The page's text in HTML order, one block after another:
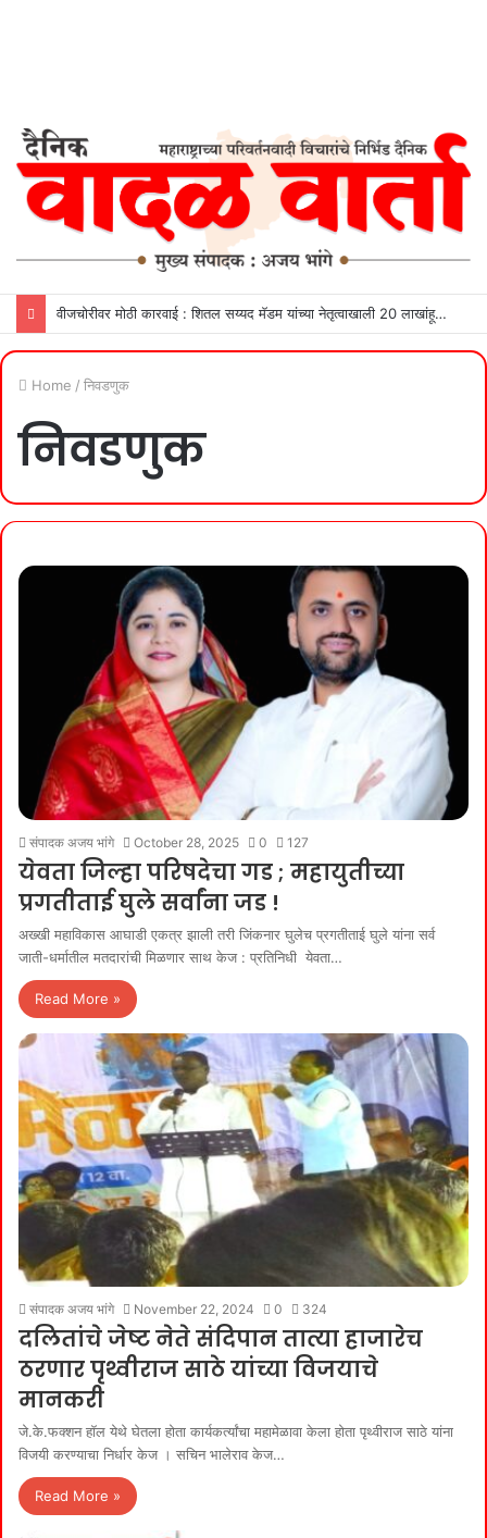
वीजचोरीवर मोठी कारवाई : शितल सय्यद मॅडम यांच्या नेतृत्वाखाली 20 लाखांहून अधिक महसूल वसूल
Home / निवडणुक
निवडणुक
संपादक अजय भांगे October 28, 2025 0 127
येवता जिल्हा परिषदेचा गड ; महायुतीच्या
प्रगतीताई घुले सर्वांना जड !
अख्खी महाविकास आघाडी एकत्र झाली तरी जिंकनार घुलेच प्रगतीताई घुले यांना सर्व
जाती-धर्मातील मतदारांची मिळणार साथ केज : प्रतिनिधी येवता…
Read More »
संपादक अजय भांगे November 22, 2024 0 324
दलितांचे जेष्ट नेते संदिपान तात्या हाजारेच
ठरणार पृथ्वीराज साठे यांच्या विजयाचे
मानकरी
जे.के.फक्शन हॉल येथे घेतला होता कार्यकर्त्यांचा महामेळावा केला होता पृथ्वीराज साठे यांना
विजयी करण्याचा निर्धार केज । सचिन भालेराव केज…
Read More »